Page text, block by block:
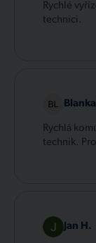
Rychlé
technici.
Rychlá
technik.
Jan H.